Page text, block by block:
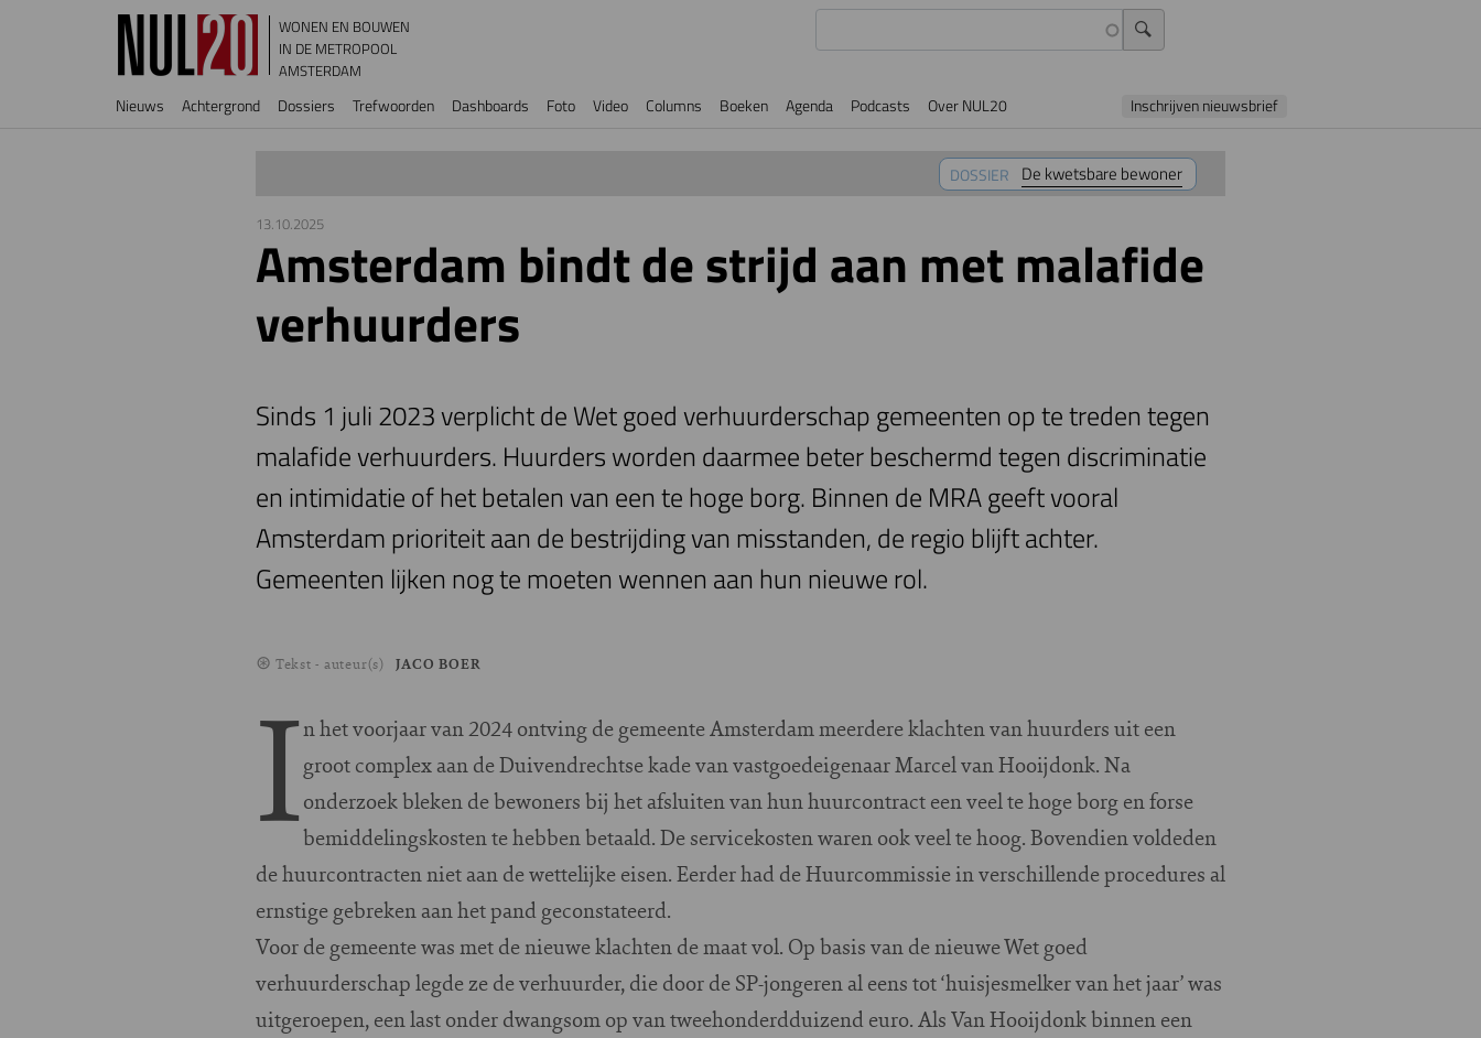
Overslaan en naar de inhoud gaan
WONEN EN BOUWEN
IN DE METROPOOL
AMSTERDAM
Hoofdnavigatie
Nieuws Achtergrond Dossiers Trefwoorden Dashboards Foto Video Columns Boeken Agenda Podcasts Over NUL20 Inschrijven nieuwsbrief
DOSSIER De kwetsbare bewoner
13.10.2025
Amsterdam bindt de strijd aan met malafide
verhuurders
Sinds 1 juli 2023 verplicht de Wet goed verhuurderschap gemeenten op te treden tegen
malafide verhuurders. Huurders worden daarmee beter beschermd tegen discriminatie
en intimidatie of het betalen van een te hoge borg. Binnen de MRA geeft vooral
Amsterdam prioriteit aan de bestrijding van misstanden, de regio blijft achter.
Gemeenten lijken nog te moeten wennen aan hun nieuwe rol.
Tekst - auteur(s) JACO BOER
In het voorjaar van 2024 ontving de gemeente Amsterdam meerdere klachten van huurders uit een
groot complex aan de Duivendrechtse kade van vastgoedeigenaar Marcel van Hooijdonk. Na
onderzoek bleken de bewoners bij het afsluiten van hun huurcontract een veel te hoge borg en forse
bemiddelingskosten te hebben betaald. De servicekosten waren ook veel te hoog. Bovendien voldeden
de huurcontracten niet aan de wettelijke eisen. Eerder had de Huurcommissie in verschillende procedures al
ernstige gebreken aan het pand geconstateerd.
Voor de gemeente was met de nieuwe klachten de maat vol. Op basis van de nieuwe Wet goed
verhuurderschap legde ze de verhuurder, die door de SP-jongeren al eens tot ‘huisjesmelker van het jaar’ was
uitgeroepen, een last onder dwangsom op van tweehonderdduizend euro. Als Van Hooijdonk binnen een